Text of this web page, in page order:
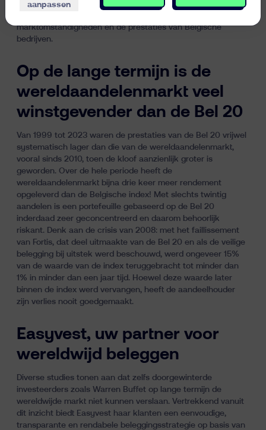
exacte gewicht van Belgische aandelen in de MSCI World-
marktomstandigheden en de prestaties van Belgische
bedrijven.
Op de lange termijn is de
wereldaandelenmarkt veel
winstgevender dan de Bel 20
Van 1999 tot 2023 waren de prestaties van de Bel 20 vrijwel
systematisch lager dan die van de wereldaandelenmarkt,
vooral sinds 2010, toen de kloof aanzienlijk groter is
geworden. Over de hele periode heeft de
wereldaandelenmarkt bijna drie keer meer rendement
opgeleverd dan de Belgische index! Met slechts twintig
aandelen is een portefeuille gebaseerd op de Bel 20
inderdaad zeer geconcentreerd en daarom behoorlijk
riskant. Denk aan de crisis van 2008: met het faillissement
van Fortis, dat deel uitmaakte van de Bel 20 en als de veilige
belegging bij uitstek werd beschouwd, werd ongeveer 15%
van de waarde van de index teruggebracht tot minder dan
1% in minder dan een jaar tijd. Hoewel deze waarde later
binnen de index werd vervangen, heeft de aandeelhouder
zijn verlies nooit goedgemaakt.
Easyvest, uw partner voor
wereldwijd beleggen
Diverse studies tonen aan dat zelfs doorgewinterde
investeerders zoals Warren Buffet op lange termijn de
wereldwijde markt niet kunnen verslaan. Vertrekkend vanuit
dit inzicht biedt Easyvest haar klanten een eenvoudige,
transparante en rendabele beleggingsstrategie op basis van
aanpassen